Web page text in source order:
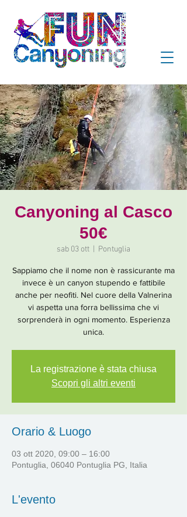
Canyoning al Casco
50€
sab 03 ott Pontuglia
Sappiamo che il nome non è rassicurante ma
invece è un canyon stupendo e fattibile
anche per neofiti. Nel cuore della Valnerina
vi aspetta una forra bellissima che vi
sorprenderà in ogni momento. Esperienza
unica.
La registrazione è stata chiusa
Scopri gli altri eventi
Orario & Luogo
03 ott 2020, 09:00 – 16:00
Pontuglia, 06040 Pontuglia PG, Italia
L'evento